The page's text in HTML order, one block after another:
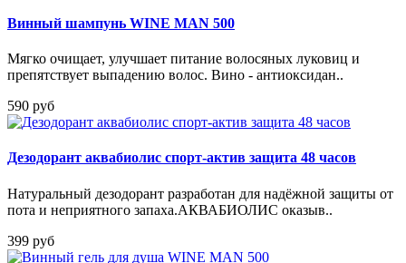
Винный шампунь WINE MAN 500
Мягко очищает, улучшает питание волосяных луковиц и
препятствует выпадению волос. Вино - антиоксидан..
590 руб
Дезодорант аквабиолис спорт-актив защита 48 часов
Натуральный дезодорант разработан для надёжной защиты от
пота и неприятного запаха.АКВАБИОЛИС оказыв..
399 руб